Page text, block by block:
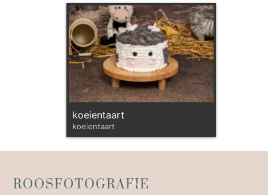
koeientaart
koeientaart
Back
ROOSFOTOGRAFIE